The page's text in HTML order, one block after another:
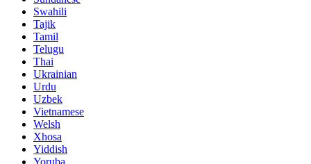
Swahili
Tajik
Tamil
Telugu
Thai
Ukrainian
Urdu
Uzbek
Vietnamese
Welsh
Xhosa
Yiddish
Yoruba